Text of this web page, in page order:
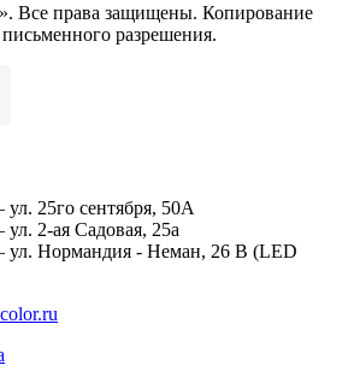
Все права защищены. Копирование
разрешения.
25го сентября, 50А
2-ая Садовая, 25а
Нормандия - Неман, 26 В (LED